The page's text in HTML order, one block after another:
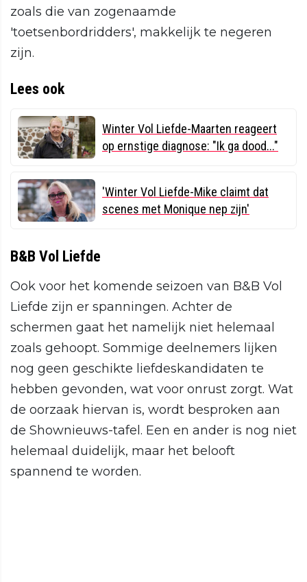
zoals die van zogenaamde
'toetsenbordridders', makkelijk te negeren
zijn.
Lees ook
Winter Vol Liefde-Maarten reageert
op ernstige diagnose: "Ik ga dood..."
'Winter Vol Liefde-Mike claimt dat
scenes met Monique nep zijn'
B&B Vol Liefde
Ook voor het komende seizoen van B&B Vol
Liefde zijn er spanningen. Achter de
schermen gaat het namelijk niet helemaal
zoals gehoopt. Sommige deelnemers lijken
nog geen geschikte liefdeskandidaten te
hebben gevonden, wat voor onrust zorgt. Wat
de oorzaak hiervan is, wordt besproken aan
de Shownieuws-tafel. Een en ander is nog niet
helemaal duidelijk, maar het belooft
spannend te worden.